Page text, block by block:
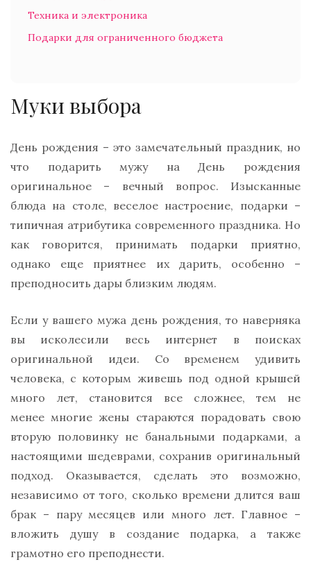
Техника и электроника
Подарки для ограниченного бюджета
Муки выбора
День рождения – это замечательный праздник, но
что подарить мужу на День рождения
оригинальное – вечный вопрос. Изысканные
блюда на столе, веселое настроение, подарки –
типичная атрибутика современного праздника. Но
как говорится, принимать подарки приятно,
однако еще приятнее их дарить, особенно –
преподносить дары близким людям.
Если у вашего мужа день рождения, то наверняка
вы исколесили весь интернет в поисках
оригинальной идеи. Со временем удивить
человека, с которым живешь под одной крышей
много лет, становится все сложнее, тем не
менее многие жены стараются порадовать свою
вторую половинку не банальными подарками, а
настоящими шедеврами, сохранив оригинальный
подход. Оказывается, сделать это возможно,
независимо от того, сколько времени длится ваш
брак – пару месяцев или много лет. Главное –
вложить душу в создание подарка, а также
грамотно его преподнести.